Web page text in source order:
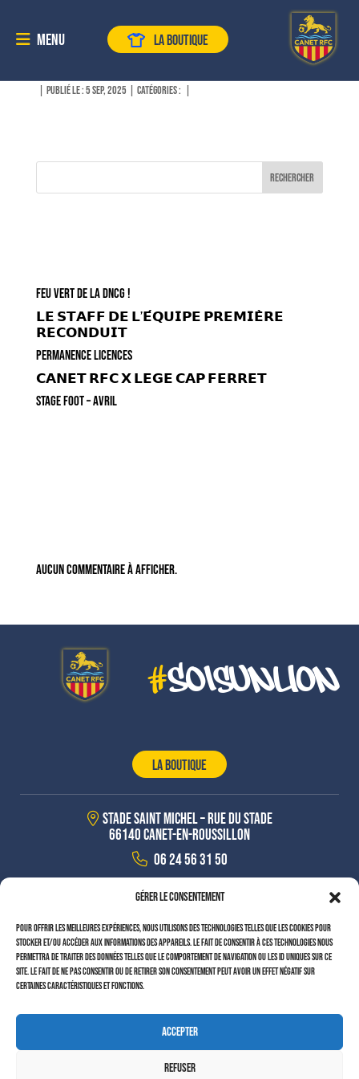
Gérer le consentement
Pour offrir les meilleures expériences, nous utilisons des technologies telles que les cookies pour
stocker et/ou accéder aux informations des appareils. Le fait de consentir à ces technologies nous
permettra de traiter des données telles que le comportement de navigation ou les ID uniques sur ce
site. Le fait de ne pas consentir ou de retirer son consentement peut avoir un effet négatif sur
certaines caractéristiques et fonctions.
Accepter
Refuser
Menu LA BOUTIQUE
Les Genêts d’Anglet
Publié le : 5 Sep, 2025 Catégories :
Rechercher
FEU VERT DE LA DNCG !
𝗟𝗘 𝗦𝗧𝗔𝗙𝗙 𝗗𝗘 𝗟’𝗘́𝗤𝗨𝗜𝗣𝗘 𝗣𝗥𝗘𝗠𝗜𝗘̀𝗥𝗘
𝗥𝗘𝗖𝗢𝗡𝗗𝗨𝗜𝗧
PERMANENCE LICENCES
𝗖𝗔𝗡𝗘𝗧 𝗥𝗙𝗖 𝗫 𝗟𝗘𝗚𝗘 𝗖𝗔𝗣 𝗙𝗘𝗥𝗥𝗘𝗧
STAGE FOOT – AVRIL
Aucun commentaire à afficher.
#SoisUnLion
LA BOUTIQUE
Stade Saint Michel – Rue du stade
66140 Canet-en-roussillon
06 24 56 31 50
contact@canet-foot.fr
Restons connectés !
Copyright © 2025 – parEmmaluc Communication